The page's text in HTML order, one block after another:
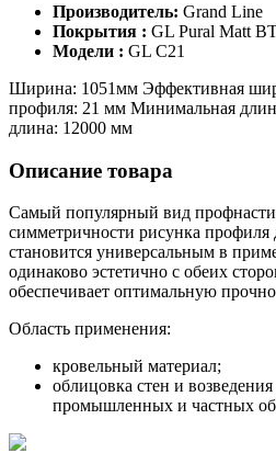
Производитель: Grand Line
Покрытия : GL Pural Matt
Модели : GL C21
Ширина: 1051мм Эффективная
профиля: 21 мм Минимальная
длина: 12000 мм
Описание товара
Самый популярный вид
симметричности рисунка
становится универсальным в
одинаково эстетично с обеих
обеспечивает оптимальную
Область применения:
кровельный материал;
облицовка стен и
промышленных и частных